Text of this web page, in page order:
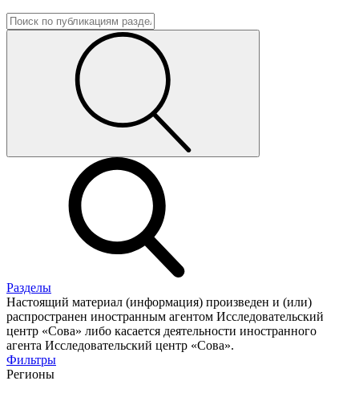
Разделы
Настоящий материал (информация) произведен и (или)
распространен иностранным агентом Исследовательский
центр «Сова» либо касается деятельности иностранного
агента Исследовательский центр «Сова».
Фильтры
Регионы